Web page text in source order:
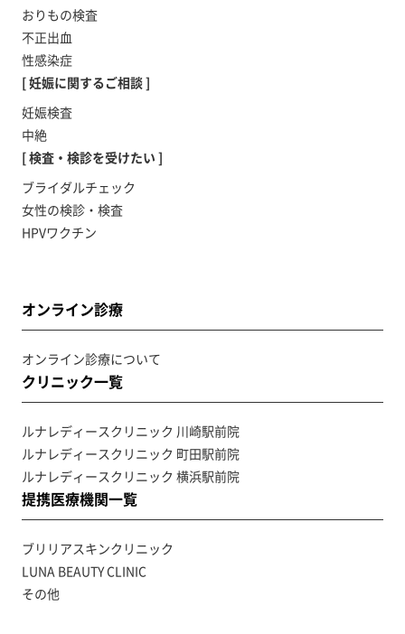
おりもの検査
不正出血
性感染症
[ 妊娠に関するご相談 ]
妊娠検査
中絶
[ 検査・検診を受けたい ]
ブライダルチェック
女性の検診・検査
HPVワクチン
オンライン診療
オンライン診療について
クリニック一覧
ルナレディースクリニック 川崎駅前院
ルナレディースクリニック 町田駅前院
ルナレディースクリニック 横浜駅前院
提携医療機関一覧
ブリリアスキンクリニック
LUNA BEAUTY CLINIC
その他